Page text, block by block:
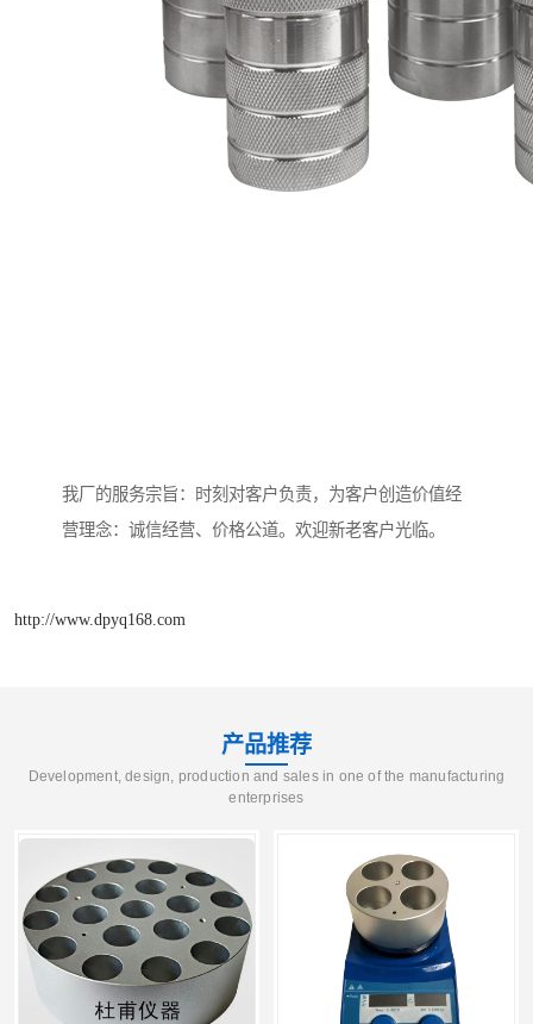
我厂的服务宗旨：时刻对客户负责，为客户创造价值经
营理念：诚信经营、价格公道。欢迎新老客户光临。
http://www.dpyq168.com
产品推荐
Development, design, production and sales in one of the manufacturing
enterprises